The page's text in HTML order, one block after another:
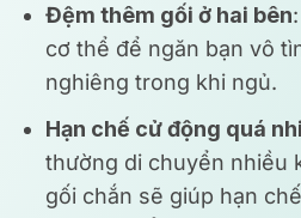
Đệm thêm gối ở hai bên
cơ thể để ngăn bạn vô
nghiêng trong khi ngủ.
Hạn chế cử động quá
thường di chuyển nhiều
gối chắn sẽ giúp hạn